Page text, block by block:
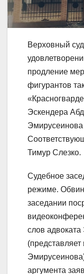
Верховный
продление
фигурантов
Эскендера
Тимур Слезко.
Судебное
режиме.
заседании
слов
аргумента